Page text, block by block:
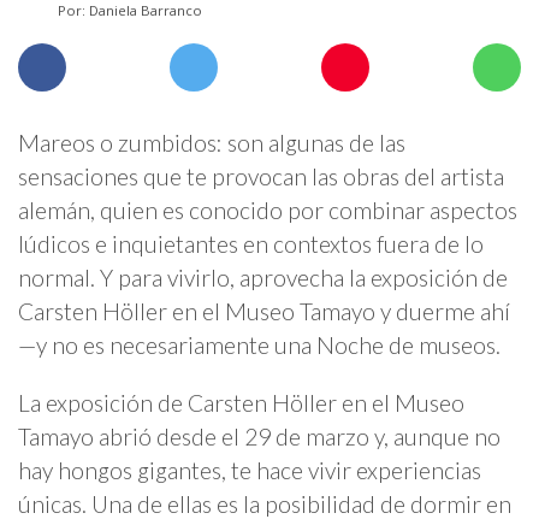
Por: Daniela Barranco
Mareos o zumbidos: son algunas de las
sensaciones que te provocan las obras del artista
alemán, quien es conocido por combinar aspectos
lúdicos e inquietantes en contextos fuera de lo
normal. Y para vivirlo, aprovecha la exposición de
Carsten Höller en el Museo Tamayo y duerme ahí
—y no es necesariamente una Noche de museos.
La exposición de Carsten Höller en el Museo
Tamayo abrió desde el 29 de marzo y, aunque no
hay hongos gigantes, te hace vivir experiencias
únicas. Una de ellas es la posibilidad de dormir en